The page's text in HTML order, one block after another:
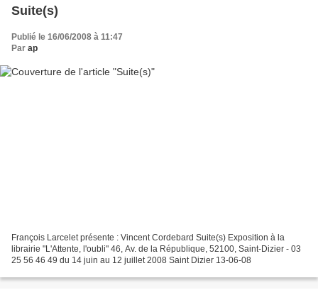
Suite(s)
Publié le 16/06/2008 à 11:47
Par ap
François Larcelet présente : Vincent Cordebard Suite(s) Exposition à la
librairie "L'Attente, l'oubli" 46, Av. de la République, 52100, Saint-Dizier - 03
25 56 46 49 du 14 juin au 12 juillet 2008 Saint Dizier 13-06-08